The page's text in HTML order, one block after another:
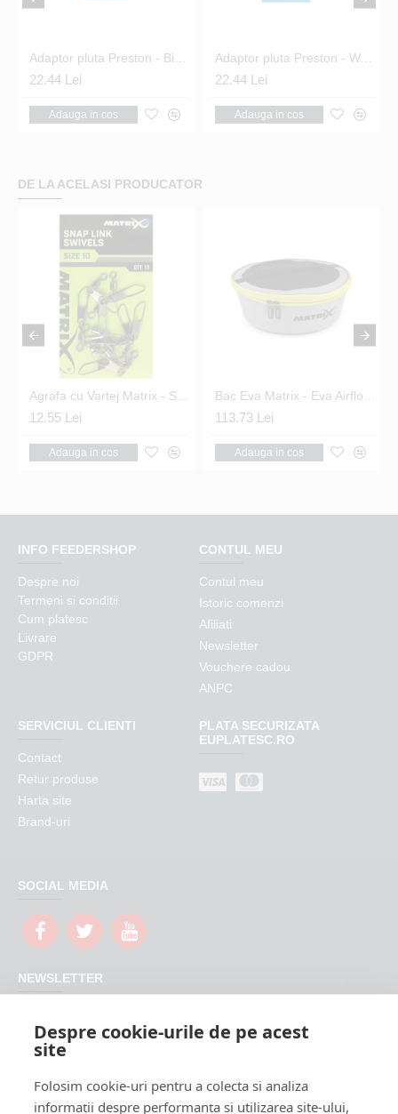
Adaptor pluta Preston - Big Float Waggler Adaptors
22.44 Lei
Adauga in cos
Adaptor pluta Preston - Waggler Adaptors
22.44 Lei
Adauga in cos
DE LA ACELASI PRODUCATOR
Agrafa cu Vartej Matrix - Snap Link Swivels Nr.16
12.55 Lei
Adauga in cos
Bac Eva Matrix - Eva Airflow Bowls 5.0L
113.73 Lei
Adauga in cos
INFO FEEDERSHOP
Despre noi
Termeni si conditii
Cum platesc
Livrare
GDPR
CONTUL MEU
Contul meu
Istoric comenzi
Afiliati
Newsletter
Vouchere cadou
ANPC
SERVICIUL CLIENTI
Contact
Retur produse
Harta site
Brand-uri
PLATA SECURIZATA
EUPLATESC.RO
SOCIAL MEDIA
NEWSLETTER
FeederShop
CAPTCHA
Despre cookie-urile de pe acest
site
Folosim cookie-uri pentru a colecta si analiza
informații despre performanța și utilizarea site-ului,